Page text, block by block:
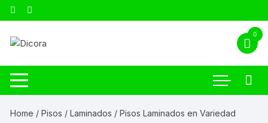
0
Home /Pisos /Laminados / Pisos Laminados en Variedad